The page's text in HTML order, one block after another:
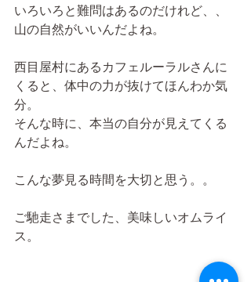
いろいろと難問はあるのだけれど、、
山の自然がいいんだよね。
西目屋村にあるカフェルーラルさんに
くると、体中の力が抜けてほんわか気
分。
そんな時に、本当の自分が見えてくる
んだよね。
こんな夢見る時間を大切と思う。。
ご馳走さまでした、美味しいオムライ
ス。